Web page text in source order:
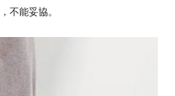
不能妥協。